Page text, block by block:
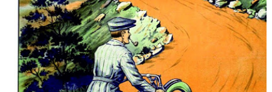
ΠΕΡΙΒΑΛΛΟΝ
ΤΕΧΝΟΛΟΓΙΑ
ΔΙΕΘΝΗ